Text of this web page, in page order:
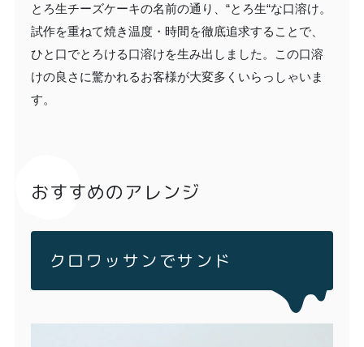
とろ生チーズケーキの名前の通り、“とろ生“な口溶け。
試作を重ねて焼き温度・時間を徹底追求することで、
ひと口でとろける口溶けを生み出しました。この口溶
けの良さに驚かれるお客様が大変多くいらっしゃいま
す。
おすすめのアレンジ
クロワッサンでサンド